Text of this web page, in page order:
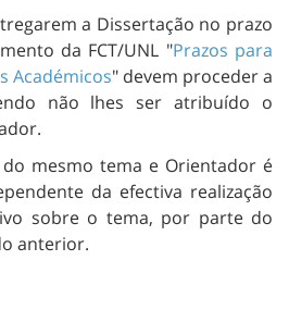
a Dissertação no prazo
da FCT/UNL "Prazos para
Académicos" devem proceder a
não lhes ser atribuído o
mesmo tema e Orientador é
da efectiva realização
sobre o tema, por parte do
anterior.